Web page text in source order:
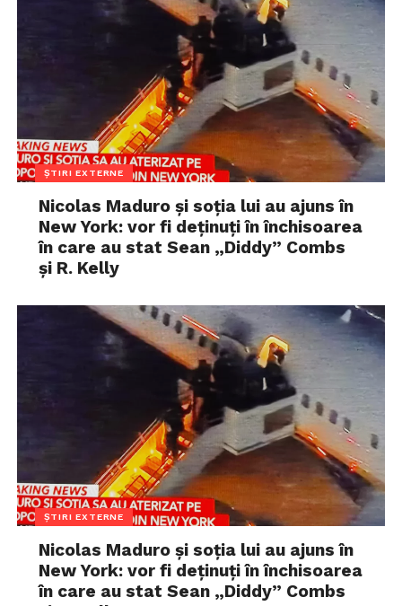
ȘTIRI EXTERNE
Nicolas Maduro și soția lui au ajuns în
New York: vor fi deținuți în închisoarea
în care au stat Sean „Diddy” Combs
și R. Kelly
ȘTIRI EXTERNE
Nicolas Maduro și soția lui au ajuns în
New York: vor fi deținuți în închisoarea
în care au stat Sean „Diddy” Combs